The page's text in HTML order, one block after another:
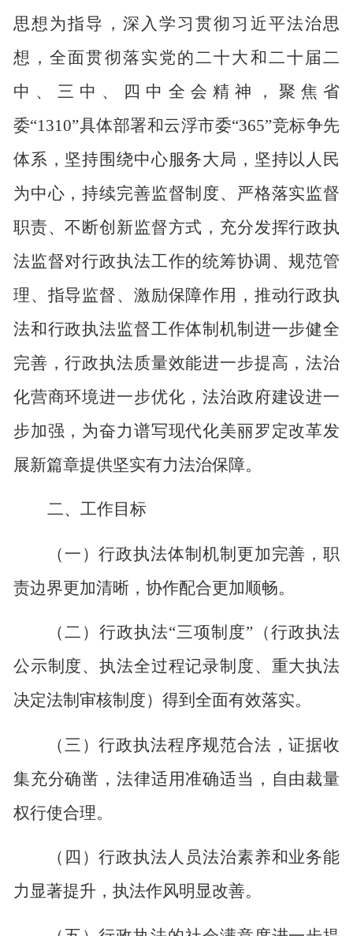
思想为指导，深入学习贯彻习近平法治思
想，全面贯彻落实党的二十大和二十届二
中、三中、四中全会精神，聚焦省
委“1310”具体部署和云浮市委“365”竞标争先
体系，坚持围绕中心服务大局，坚持以人民
为中心，持续完善监督制度、严格落实监督
职责、不断创新监督方式，充分发挥行政执
法监督对行政执法工作的统筹协调、规范管
理、指导监督、激励保障作用，推动行政执
法和行政执法监督工作体制机制进一步健全
完善，行政执法质量效能进一步提高，法治
化营商环境进一步优化，法治政府建设进一
步加强，为奋力谱写现代化美丽罗定改革发
展新篇章提供坚实有力法治保障。
二、工作目标
（一）行政执法体制机制更加完善，职
责边界更加清晰，协作配合更加顺畅。
（二）行政执法“三项制度” （行政执法
公示制度、执法全过程记录制度、重大执法
决定法制审核制度）得到全面有效落实。
（三）行政执法程序规范合法，证据收
集充分确凿，法律适用准确适当，自由裁量
权行使合理。
（四）行政执法人员法治素养和业务能
力显著提升，执法作风明显改善。